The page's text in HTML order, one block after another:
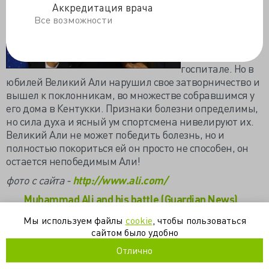
Аккредитация врача
Все возможности
госпитале. Но в
юбилей Великий Али нарушил свое затворничество и
вышел к поклонникам, во множестве собравшимся у
его дома в Кентукки. Признаки болезни определимы,
но сила духа и ясный ум спортсмена нивелируют их.
Великий Али не может победить болезнь, но и
полностью покориться ей он просто не способен, он
остается непобедимым Али!
фото с сайта -http://www.ali.com/
Muhammad Ali and his battle (Guardian News)
from a golden career (www.mirror.co.uk)
Muhammad Ali Rushed to Hospital for Passing Out,
Health Concerns Linger (VIDEO) (The Christian Post)
Мы используем файлы cookie , чтобы пользоваться
сайтом было удобно
Отлично